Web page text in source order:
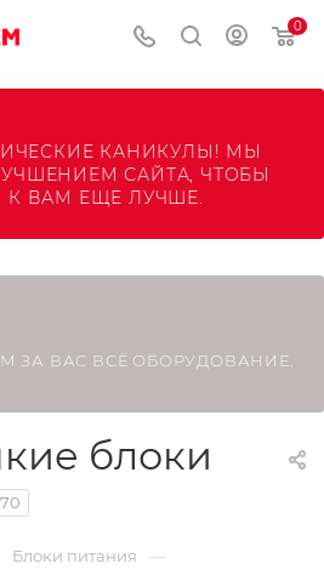
0
КАНИКУЛЫ! МЫ
САЙТА, ЧТОБЫ
К ВАМ ЕЩЕ ЛУЧШЕ.
ЗА ВАС ВСЁ ОБОРУДОВАНИЕ.
блоки
Блоки питания —